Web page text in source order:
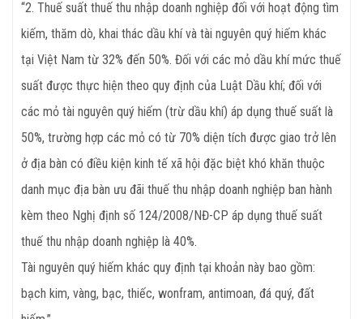
“2. Thuế suất thuế thu nhập doanh nghiệp đối với hoạt động tìm
kiếm, thăm dò, khai thác dầu khí và tài nguyên quý hiếm khác
tại Việt Nam từ 32% đến 50%. Đối với các mỏ dầu khí mức thuế
suất được thực hiện theo quy định của Luật Dầu khí; đối với
các mỏ tài nguyên quý hiếm (trừ dầu khí) áp dụng thuế suất là
50%, trường hợp các mỏ có từ 70% diện tích được giao trở lên
ở địa bàn có điều kiện kinh tế xã hội đặc biệt khó khăn thuộc
danh mục địa bàn ưu đãi thuế thu nhập doanh nghiệp ban hành
kèm theo Nghị định số 124/2008/NĐ-CP áp dụng thuế suất
thuế thu nhập doanh nghiệp là 40%.
Tài nguyên quý hiếm khác quy định tại khoản này bao gồm:
bạch kim, vàng, bạc, thiếc, wonfram, antimoan, đá quý, đất